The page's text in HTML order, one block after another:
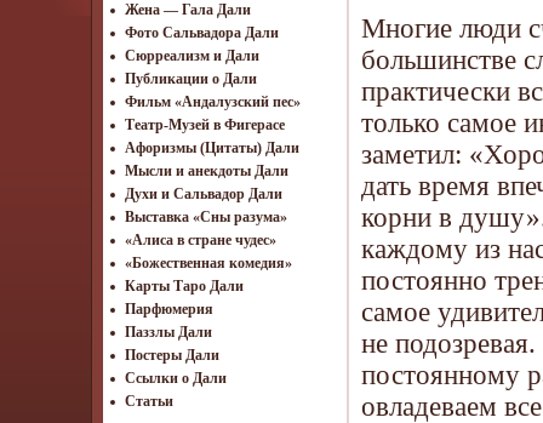
Жена — Гала Дали
Фото Сальвадора Дали
Cюрреализм и Дали
Публикации о Дали
Фильм «Андалузский пес»
Театр-Музей в Фигерасе
Афоризмы (Цитаты) Дали
Мысли и анекдоты Дали
Духи и Сальвадор Дали
Выставка «Сны разума»
«Алиса в стране чудес»
«Божественная комедия»
Карты Таро Дали
Парфюмерия
Паззлы Дали
Постеры Дали
Ссылки о Дали
Статьи
Многие люди
большинстве
практически
только самое
заметил:
дать время
корни в
каждому из
постоянно
самое
не
постоянному
овладеваем